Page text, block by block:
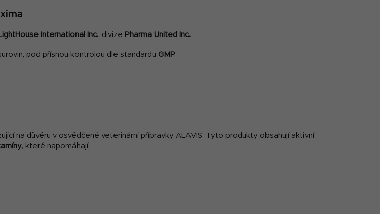
International Inc., divize Pharma United Inc.
pod přísnou kontrolou dle standardu GMP
na důvěru v osvědčené veterinární přípravky ALAVIS. Tyto produkty obsahují aktivní
, které napomáhají: